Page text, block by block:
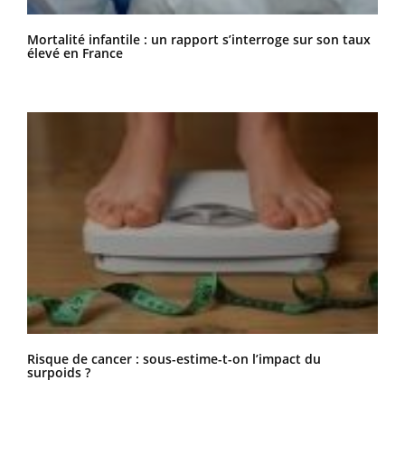
Mortalité infantile : un rapport s’interroge sur son taux
élevé en France
Risque de cancer : sous-estime-t-on l’impact du
surpoids ?